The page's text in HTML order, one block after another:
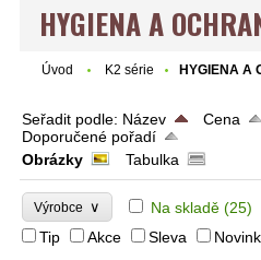
HYGIENA A
Úvod K2 série HYGIENA A
Seřadit podle: Název Cena
Doporučené pořadí
Obrázky
Tabulka
Výrobce ∨ Na skladě (25)
Tip
Akce Sleva